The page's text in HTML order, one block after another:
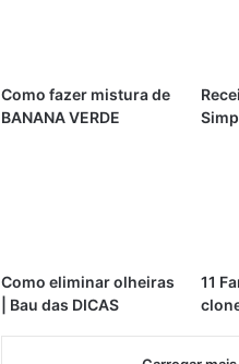
Como fazer mistura de
BANANA VERDE
Como eliminar olheiras
| Bau das DICAS
11